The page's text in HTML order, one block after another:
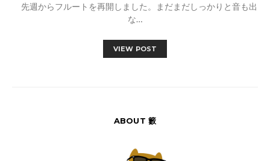
先週からフルートを再開しました。まだまだしっかりと音も出
な…
VIEW POST
ABOUT 籔